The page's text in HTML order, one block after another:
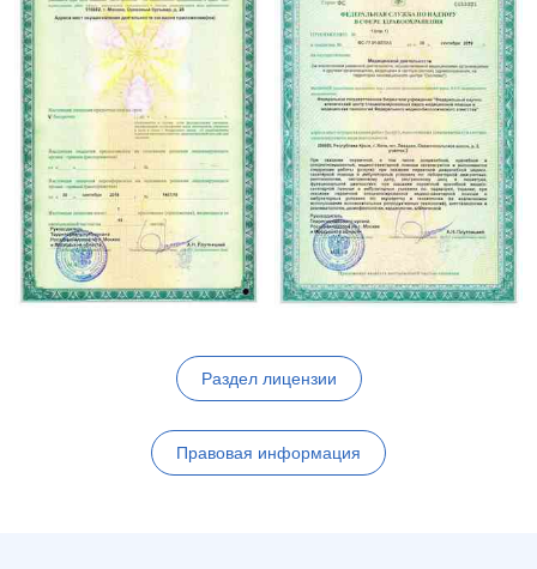
Раздел лицензии
Правовая информация